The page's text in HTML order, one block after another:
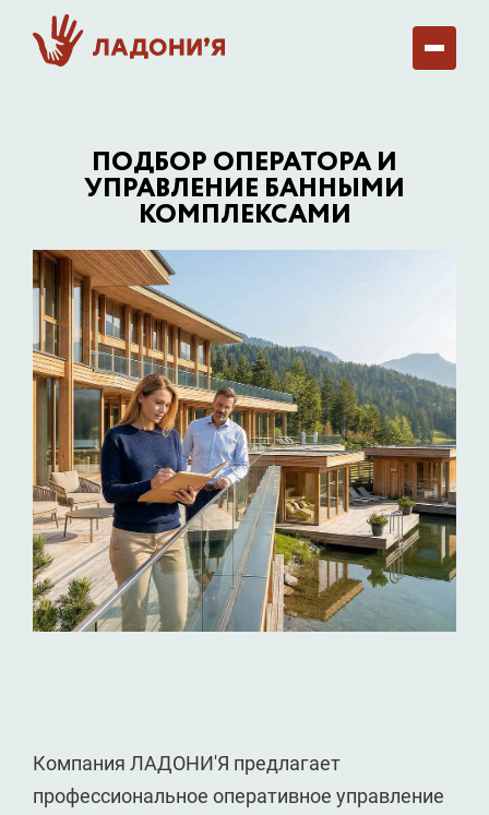
ПОДБОР ОПЕРАТОРА И
УПРАВЛЕНИЕ БАННЫМИ
КОМПЛЕКСАМИ
Компания ЛАДОНИ'Я предлагает
профессиональное оперативное управление